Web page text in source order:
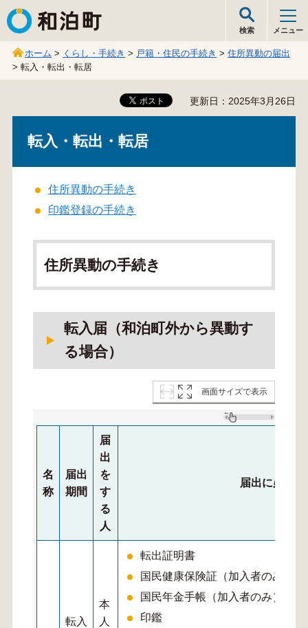
和泊町
検索 メニュー
ホーム > くらし・手続き > 戸籍・住民の手続き >住所異動の届出
> 転入・転出・転居
更新日：2025年3月26日
転入・転出・転居
住所異動の手続き
印鑑登録の手続き
住所異動の手続き
転入届（和泊町外から異動す
る場合）
画面サイズで表示
名
称
届出
期間
届
出
を
す
る
人
届出に必要
転入
本
人
転出証明書
国民健康保険証（加入者のみ）
国民年金手帳（加入者のみ）
印鑑